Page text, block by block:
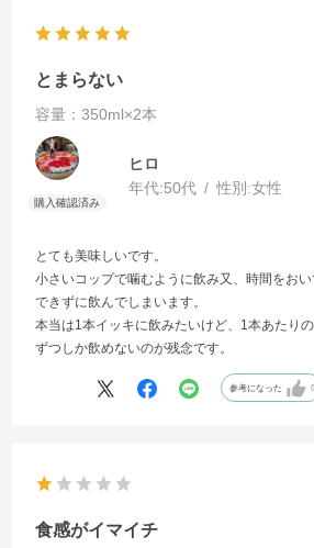
とまらない
容量：350ml×2本
ヒロ
年代:50代 性別:女性
とても美味しいです。
小さいコップで噛むように飲み又、時間をお
できずに飲んでしまいます。
本当は1本イッキに飲みたいけど、1本あたり
ずつしか飲めないのが残念です。
参考になった 0
食感がイマイチ